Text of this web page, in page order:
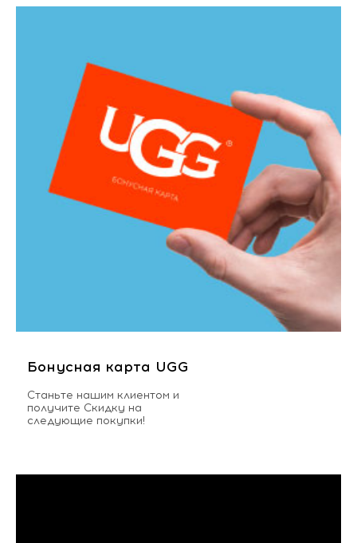
Бонусная карта UGG
Станьте нашим клиентом и
получите Скидку на
следующие покупки!